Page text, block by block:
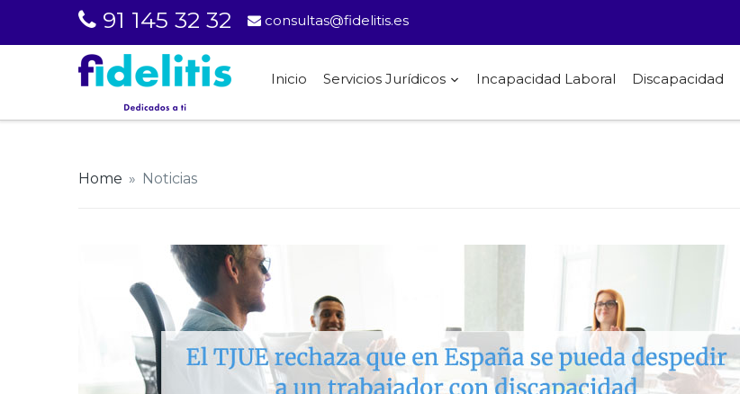
91 145 32 32 consultas@fidelitis.es
Inicio Servicios Jurídicos Incapacidad Laboral Discapacidad
Home » Noticias